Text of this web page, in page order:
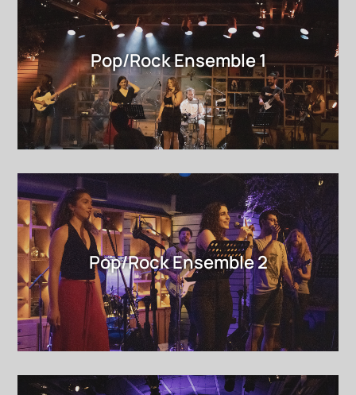
Pop/Rock Ensemble 1
Pop/Rock Ensemble 2